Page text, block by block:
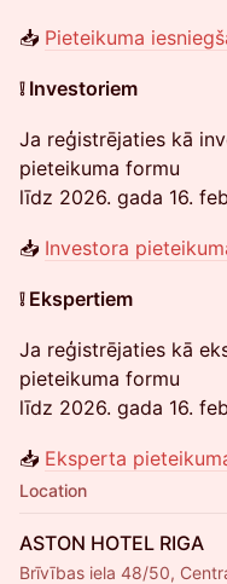
📥 Pieteikuma
❕ Investoriem
Ja reģistrējaties kā
pieteikuma formu
līdz 2026. gada 16.
📥 Investora
❕ Ekspertiem
Ja reģistrējaties kā
pieteikuma formu
līdz 2026. gada 16.
📥 Eksperta
Location
ASTON HOTEL RIGA
Brīvības iela 48/50,